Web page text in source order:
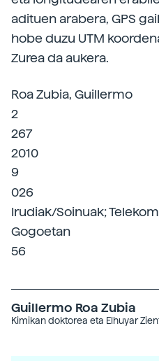
adituen arabera, GPS
hobe duzu UTM
Zurea da aukera.
Roa Zubia, Guillermo
2
267
2010
9
026
Irudiak/Soinuak;
Gogoetan
56
Guillermo Roa Zubia
Kimikan doktorea eta Elhuyar